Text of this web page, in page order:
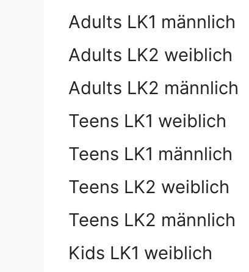
Adults LK1 männlich
Adults LK2 weiblich
Adults LK2 männlich
Teens LK1 weiblich
Teens LK1 männlich
Teens LK2 weiblich
Teens LK2 männlich
Kids LK1 weiblich